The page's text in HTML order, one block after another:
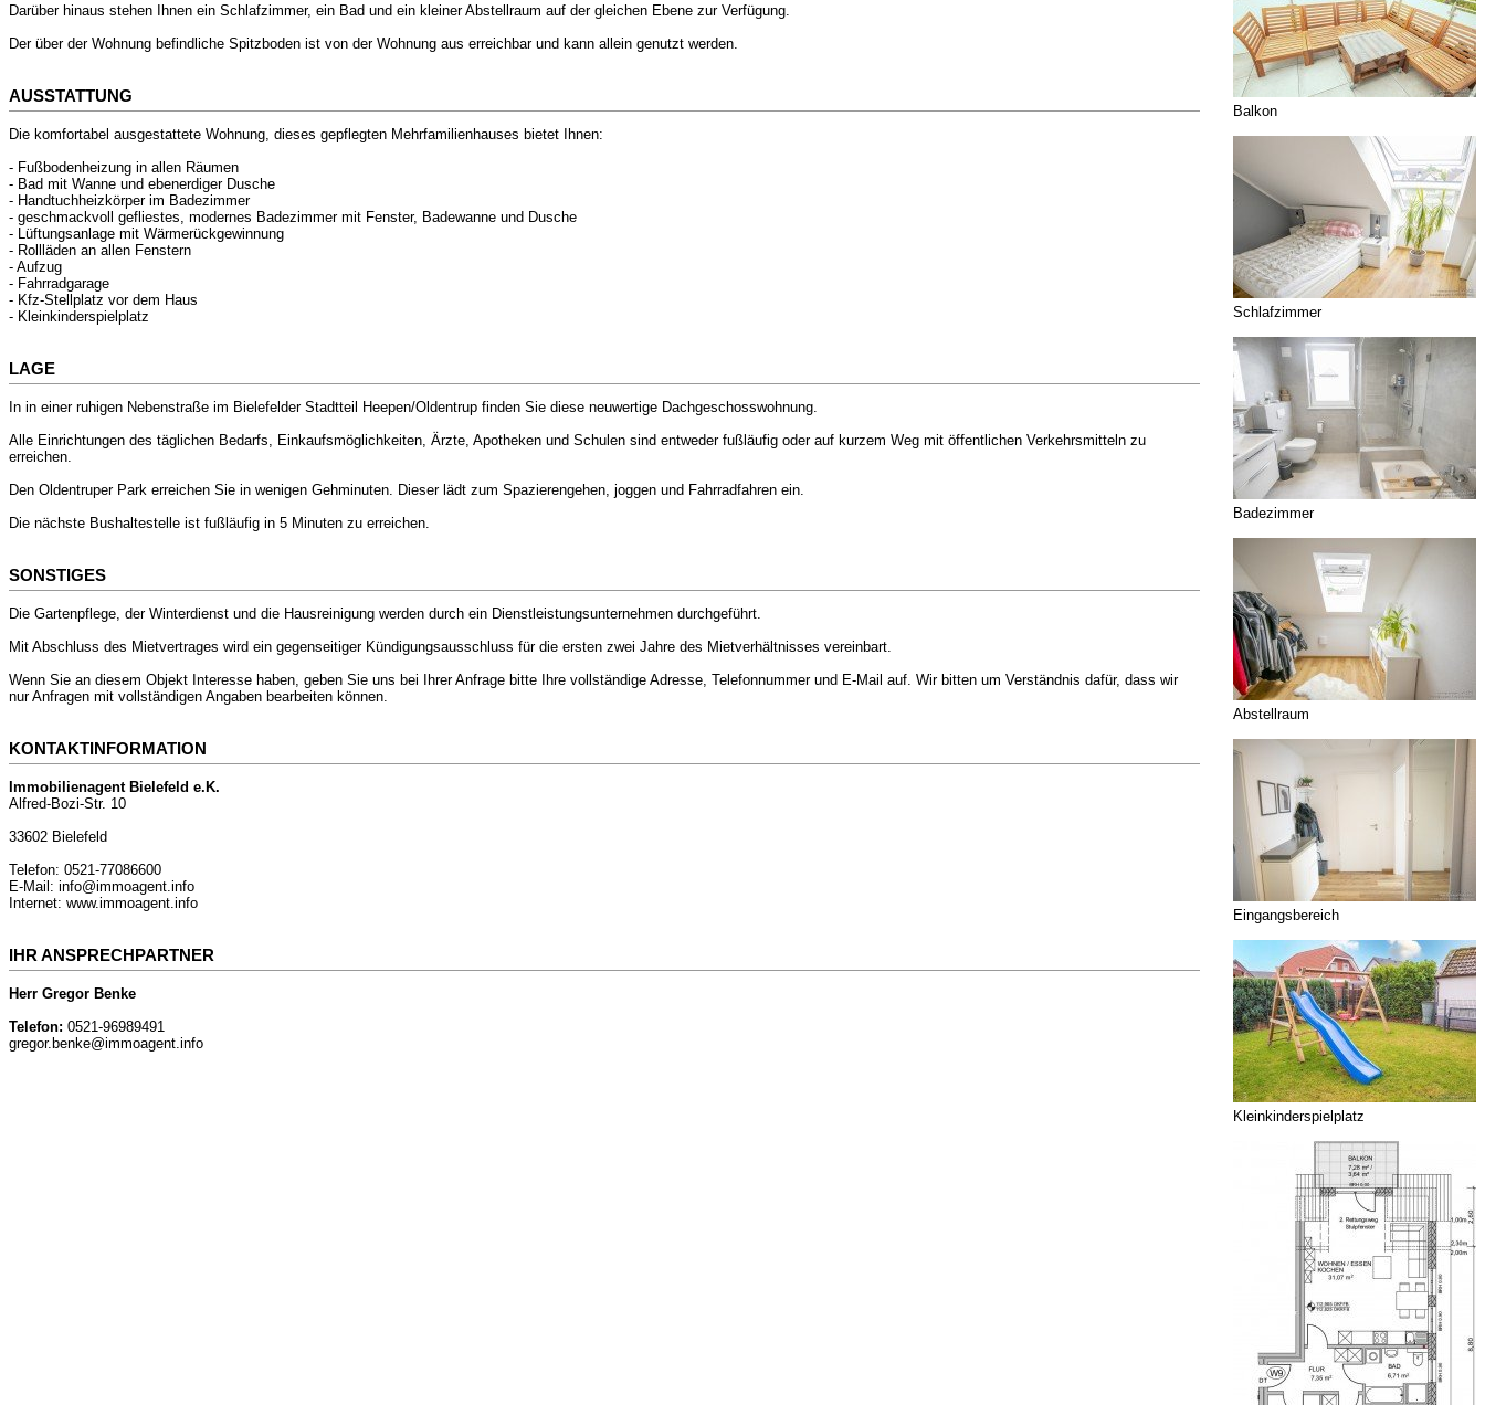
Darüber hinaus stehen Ihnen ein Schlafzimmer, ein Bad und ein kleiner Abstellraum auf der gleichen Ebene zur Verfügung.
Der über der Wohnung befindliche Spitzboden ist von der Wohnung aus erreichbar und kann allein genutzt werden.
AUSSTATTUNG
Die komfortabel ausgestattete Wohnung, dieses gepflegten Mehrfamilienhauses bietet Ihnen:
- Fußbodenheizung in allen Räumen
- Bad mit Wanne und ebenerdiger Dusche
- Handtuchheizkörper im Badezimmer
- geschmackvoll gefliestes, modernes Badezimmer mit Fenster, Badewanne und Dusche
- Lüftungsanlage mit Wärmerückgewinnung
- Rollläden an allen Fenstern
- Aufzug
- Fahrradgarage
- Kfz-Stellplatz vor dem Haus
- Kleinkinderspielplatz
LAGE
In in einer ruhigen Nebenstraße im Bielefelder Stadtteil Heepen/Oldentrup finden Sie diese neuwertige Dachgeschosswohnung.
Alle Einrichtungen des täglichen Bedarfs, Einkaufsmöglichkeiten, Ärzte, Apotheken und Schulen sind entweder fußläufig oder auf kurzem Weg mit öffentlichen Verkehrsmitteln zu
erreichen.
Den Oldentruper Park erreichen Sie in wenigen Gehminuten. Dieser lädt zum Spazierengehen, joggen und Fahrradfahren ein.
Die nächste Bushaltestelle ist fußläufig in 5 Minuten zu erreichen.
SONSTIGES
Die Gartenpflege, der Winterdienst und die Hausreinigung werden durch ein Dienstleistungsunternehmen durchgeführt.
Mit Abschluss des Mietvertrages wird ein gegenseitiger Kündigungsausschluss für die ersten zwei Jahre des Mietverhältnisses vereinbart.
Wenn Sie an diesem Objekt Interesse haben, geben Sie uns bei Ihrer Anfrage bitte Ihre vollständige Adresse, Telefonnummer und E-Mail auf. Wir bitten um Verständnis dafür, dass wir
nur Anfragen mit vollständigen Angaben bearbeiten können.
KONTAKTINFORMATION
Immobilienagent Bielefeld e.K.
Alfred-Bozi-Str. 10
33602 Bielefeld
Telefon: 0521-77086600
E-Mail: info@immoagent.info
Internet: www.immoagent.info
IHR ANSPRECHPARTNER
Herr Gregor Benke
Telefon: 0521-96989491
gregor.benke@immoagent.info
Balkon
Schlafzimmer
Badezimmer
Abstellraum
Eingangsbereich
Kleinkinderspielplatz